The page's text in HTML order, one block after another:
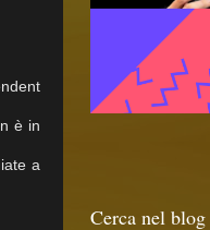
è in
a
Cerca nel blog